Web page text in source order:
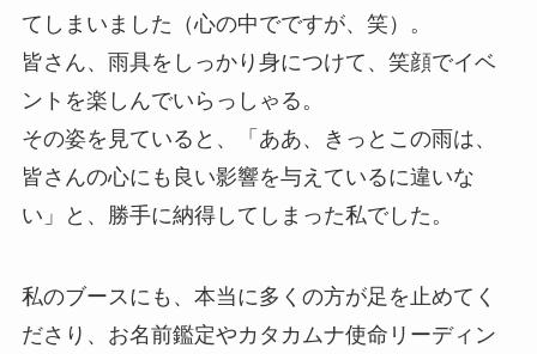
てしまいました（心の中でですが、笑）。
皆さん、雨具をしっかり身につけて、笑顔でイベ
ントを楽しんでいらっしゃる。
その姿を見ていると、「ああ、きっとこの雨は、
皆さんの心にも良い影響を与えているに違いな
い」と、勝手に納得してしまった私でした。
私のブースにも、本当に多くの方が足を止めてく
ださり、お名前鑑定やカタカムナ使命リーディン